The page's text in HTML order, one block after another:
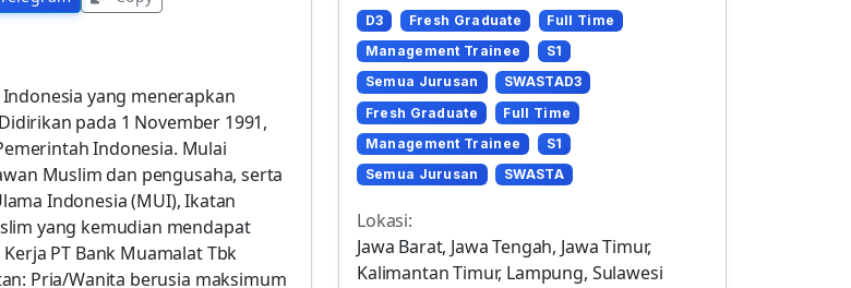
yang menerapkan
pada 1 November 1991,
Indonesia. Mulai
Muslim dan pengusaha, serta
Indonesia (MUI), Ikatan
yang kemudian mendapat
PT Bank Muamalat Tbk
Pria/Wanita berusia maksimum
D3 Fresh Graduate
Full Time
Management Trainee
S1
Semua Jurusan
SWASTAD3
Fresh Graduate
Full Time
Management Trainee
S1
Semua Jurusan
SWASTA
Lokasi:
Jawa Barat, Jawa Tengah, Jawa Timur,
Kalimantan Timur, Lampung, Sulawesi